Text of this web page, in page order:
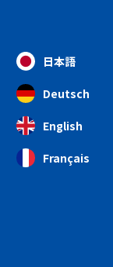
日本語
Deutsch
English
Français